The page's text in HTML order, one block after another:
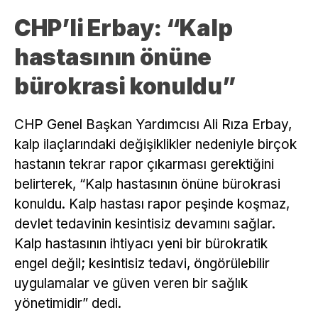
CHP’li Erbay: “Kalp
hastasının önüne
bürokrasi konuldu”
CHP Genel Başkan Yardımcısı Ali Rıza Erbay,
kalp ilaçlarındaki değişiklikler nedeniyle birçok
hastanın tekrar rapor çıkarması gerektiğini
belirterek, “Kalp hastasının önüne bürokrasi
konuldu. Kalp hastası rapor peşinde koşmaz,
devlet tedavinin kesintisiz devamını sağlar.
Kalp hastasının ihtiyacı yeni bir bürokratik
engel değil; kesintisiz tedavi, öngörülebilir
uygulamalar ve güven veren bir sağlık
yönetimidir” dedi.